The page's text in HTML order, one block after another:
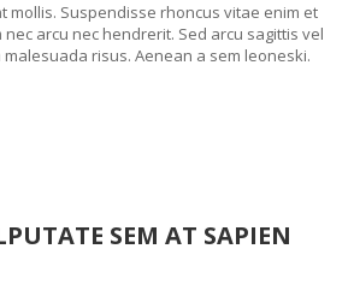
mollis. Suspendisse rhoncus vitae enim et
arcu nec hendrerit. Sed arcu sagittis vel
risus. Aenean a sem leoneski.
SEM AT SAPIEN